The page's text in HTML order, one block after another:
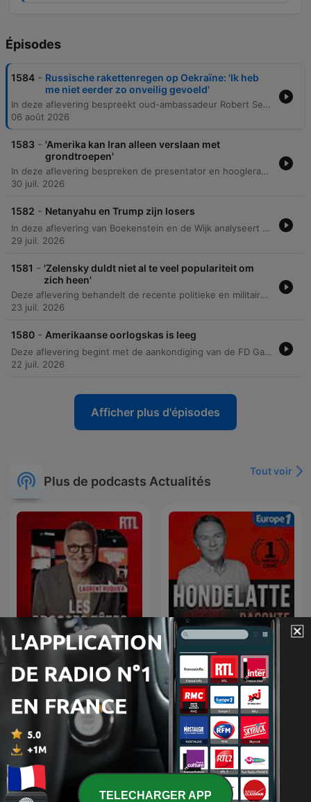
Épisodes
1584 - Russische rakettenregen op Oekraïne: 'Ik heb
me niet eerder zo onveilig gevoeld'
In deze aflevering bespreekt oud-ambassadeur Robert Serri de escalerende situatie in Oekraïne, met specifieke aandacht voor Russische raketaanvallen, het tekort aan luchtafweer en de diplomatieke rol van Trump en Europa. Daarnaast wordt ingegaan op interne Oekraïense politieke spanningen, technologische innovaties zoals drones en het project 'Open Door Ukraine' voor duurzame huisvesting. Verder analyseert de discussie de burgeroorlog in Soedan tussen het regeringsleger en de RSF-paramilitairen. De impact van goudstromen uit Soedan op de financiering van het conflict en de manier waarop deze goudhandel helpt bij het omzeilen van Russische sancties via de Verenigde Arabische Emiraten, staat hierbij centraal.
06 août 2026
1583 - 'Amerika kan Iran alleen verslaan met
grondtroepen'
In deze aflevering bespreken de presentator en hoogleraar Martijn Kitsen de escalatie van het conflict tussen de VS en Iran, met specifieke aandacht voor de strategische betekenis van de Straat van Hormuz en de politieke dilemma's voor Trump. Daarnaast wordt de verschuiving in moderne oorlogsvoering geanalyseerd, waarbij goedkopere technologieën zoals drones de effectiviteit van westerse wapensystemen uitdagen. Verder staat de noodzaak voor fundamentele hervormingen van de Verenigde Naties centraal, inclusief een kritische blik op de machteloosheid van de Veiligheidsraad en de rol van de secretaris-generaal. De aflevering sluit af met een bespreking van de herdenkingsdienst van senator Lindsey Graham in Washington en de dominante aanwezigheid van Donald Trump tijdens deze ceremonie.
30 juil. 2026
1582 - Netanyahu en Trump zijn losers
In deze aflevering van Boekenstein en de Wijk analyseert Bernard Hammelburg de mislukte geopolitieke doelstellingen van het duo Netanyahu en Trump met betrekking tot Iran. De column behandelt de vijf oorspronkelijke doelen, waaronder het uitschakelen van het nucleaire programma en het garanderen van vrije scheepvaart, en stelt dat deze niet zijn bereikt. Er wordt dieper ingegaan op de huidige spanningen in de Straat van Hormuz, de interne politieke druk in Israël en de VS, en de impact van het Amerikaanse beleid op de Europese veiligheid.
29 juil. 2026
1581 - 'Zelensky duldt niet al te veel populariteit om
zich heen'
Deze aflevering behandelt de recente politieke en militaire verschuivingen in Oekraïne, met aandacht voor de nieuwe legerleiding, het ontslag van minister Fedorov en de spanningen rondom de mobilisatie. Er wordt dieper ingegaan op de strijd tussen modernisering en traditionele militaire structuren, evenals de impact van corruptiebestrijding op de politieke dynamiek rondom Zelensky. Daarnaast analyseren we de complexe politieke situatie in Israël, waar de rivaliteit tussen Netanyahu en Eisenkot en de rol van het Hoge Rechtshof de vorming van een nieuwe coalitie onder druk zetten. Tot slot werpen we een blik op de Verenigde Staten, waarbij de lage steun voor oorlogen onder de Amerikaanse bevolking en de politieke strategieën in het Congres centraal staan.
23 juil. 2026
1580 - Amerikaanse oorlogskas is leeg
Deze aflevering begint met de aankondiging van de FD Gazelle 2026, een initiatief van het Financieel Dagblad om de snelst groeiende bedrijven in Nederland te belonen. Vervolgens behandelt de column van Bernard Hammelburg de geopolitieke spanningen en de historische parallellen tussen de Vietnamoorlog onder Nixon en de huidige militaire situatie rondom Iran. De tekst belicht de politieke weerstand in de Amerikaanse Senaat tegen extra defensiebudgetten en de risico's van een langdurig conflict dat kan uitmonden in een onoverwinnelijk moeras.
22 juil. 2026
Afficher plus d'épisodes
Plus de podcasts Actualités
Tout voir
Hondelatte Raconte
TELECHARGER APP